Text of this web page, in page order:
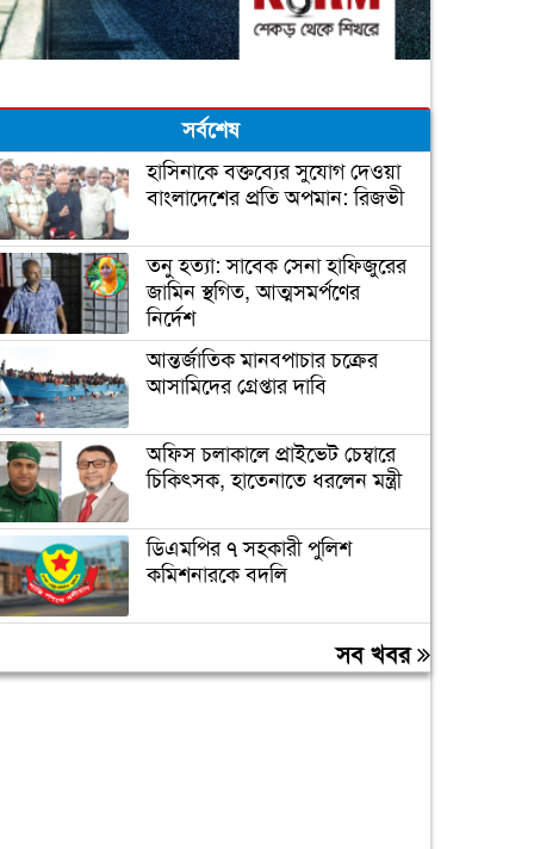
সর্বশেষ
হাসিনাকে বক্তব্যের সুযোগ দেওয়া
বাংলাদেশের প্রতি অপমান: রিজভী
তনু হত্যা: সাবেক সেনা হাফিজুরের
জামিন স্থগিত, আত্মসমর্পণের
নির্দেশ
আন্তর্জাতিক মানবপাচার চক্রের
আসামিদের গ্রেপ্তার দাবি
অফিস চলাকালে প্রাইভেট চেম্বারে
চিকিৎসক, হাতেনাতে ধরলেন মন্ত্রী
ডিএমপির ৭ সহকারী পুলিশ
কমিশনারকে বদলি
বন্যায় ক্ষতিগ্রস্ত ১০০ পরিবারকে
রোববার নতুন ঘর দেবেনসব খবর